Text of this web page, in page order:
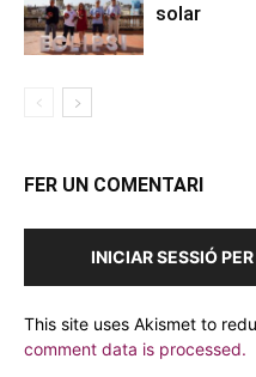
solar
FER UN COMENTARI
INICIAR SESSIÓ
This site uses Akismet to
comment data is processed.